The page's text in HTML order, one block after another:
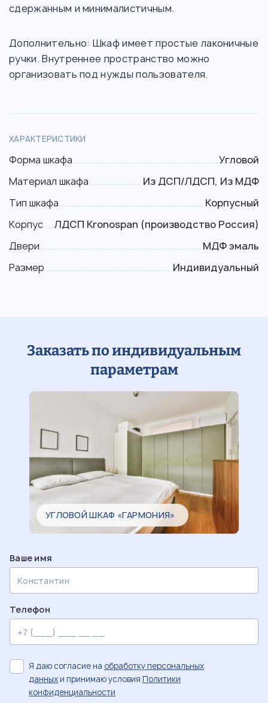
сдержанным и минималистичным.
Дополнительно: Шкаф имеет простые лаконичные
ручки. Внутреннее пространство можно
организовать под нужды пользователя.
ХАРАКТЕРИСТИКИ
Форма шкафа
Угловой
Материал шкафа
Из ДСП/ЛДСП, Из МДФ
Тип шкафа
Корпусный
Корпус
ЛДСП Kronospan (производство Россия)
Двери
МДФ эмаль
Размер
Индивидуальный
Заказать по индивидуальным
параметрам
УГЛОВОЙ ШКАФ «ГАРМОНИЯ»
Ваше имя
Телефон
Я даю согласие на обработку персональных
данныхи принимаю условия Политики
конфиденциальности